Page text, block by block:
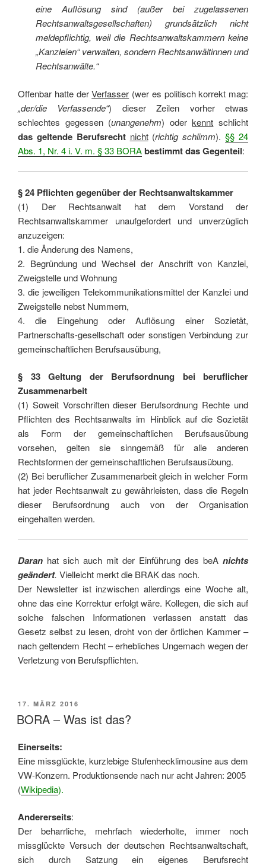
eine Auflösung sind (außer bei zugelassenen
Rechtsanwaltsgesellschaften) grundsätzlich nicht
meldepflichtig, weil die Rechtsanwaltskammern keine
„Kanzleien“ verwalten, sondern Rechtsanwältinnen und
Rechtsanwälte.“
Offenbar hatte derVerfasser (wer es politisch korrekt mag:
„der/die Verfassende“) dieser Zeilen vorher etwas
schlechtes gegessen (unangenehm) oderkennt schlicht
das geltende Berufsrecht nicht(richtig schlimm).§§ 24
Abs. 1, Nr. 4 i. V. m. § 33 BORAbestimmt das Gegenteil:
§ 24 Pflichten gegenüber der Rechtsanwaltskammer
(1) Der Rechtsanwalt hat dem Vorstand der
Rechtsanwaltskammer unaufgefordert und unverzüglich
anzuzeigen:
1. die Änderung des Namens,
2. Begründung und Wechsel der Anschrift von Kanzlei,
Zweigstelle und Wohnung
3. die jeweiligen Telekommunikationsmittel der Kanzlei und
Zweigstelle nebst Nummern,
4. die Eingehung oder Auflösung einer Sozietät,
Partnerschafts-gesellschaft oder sonstigen Verbindung zur
gemeinschaftlichen Berufsausübung,
§ 33 Geltung der Berufsordnung bei beruflicher
Zusammenarbeit
(1) Soweit Vorschriften dieser Berufsordnung Rechte und
Pflichten des Rechtsanwalts im Hinblick auf die Sozietät
als Form der gemeinschaftlichen Berufsausübung
vorsehen, gelten sie sinngemäß für alle anderen
Rechtsformen der gemeinschaftlichen Berufsausübung.
(2) Bei beruflicher Zusammenarbeit gleich in welcher Form
hat jeder Rechtsanwalt zu gewährleisten, dass die Regeln
dieser Berufsordnung auch von der Organisation
eingehalten werden.
Daran hat sich auch mit der Einführung des beA nichts
geändert. Vielleicht merkt die BRAK das noch.
Der Newsletter ist inzwischen allerdings eine Woche alt,
ohne das eine Korrektur erfolgt wäre. Kollegen, die sich auf
solche falschen Informationen verlassen anstatt das
Gesetz selbst zu lesen, droht von der örtlichen Kammer –
nach geltendem Recht – erhebliches Ungemach wegen der
Verletzung von Berufspflichten.
VERÖFFENTLICHT
AM
17. MÄRZ 2016
BORA – Was ist das?
Einerseits:
Eine missglückte, kurzlebige Stufenhecklimousine aus dem
VW-Konzern. Produktionsende nach nur acht Jahren: 2005
(Wikipedia).
Andererseits:
Der beharrliche, mehrfach wiederholte, immer noch
missglückte Versuch der deutschen Rechtsanwaltschaft,
sich durch Satzung ein eigenes Berufsrecht